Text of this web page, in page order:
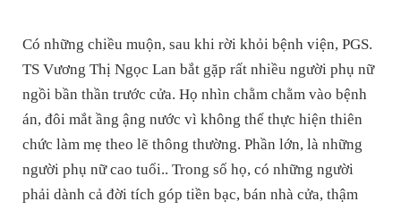
Có những chiều muộn, sau khi rời khỏi bệnh viện, PGS.
TS Vương Thị Ngọc Lan bắt gặp rất nhiều người phụ nữ
ngồi bần thần trước cửa. Họ nhìn chằm chằm vào bệnh
án, đôi mắt ầng ậng nước vì không thể thực hiện thiên
chức làm mẹ theo lẽ thông thường. Phần lớn, là những
người phụ nữ cao tuổi.. Trong số họ, có những người
phải dành cả đời tích góp tiền bạc, bán nhà cửa, thậm